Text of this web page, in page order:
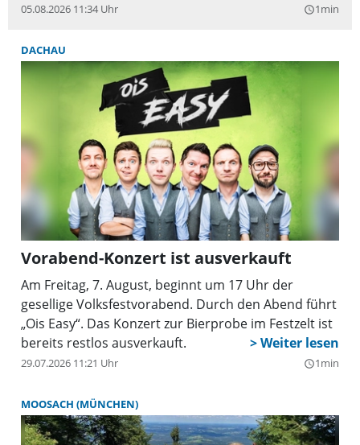
05.08.2026 11:34 Uhr query_builder1min
DACHAU
Vorabend-Konzert ist ausverkauft
Am Freitag, 7. August, beginnt um 17 Uhr der
gesellige Volksfestvorabend. Durch den Abend führt
„Ois Easy“. Das Konzert zur Bierprobe im Festzelt ist
bereits restlos ausverkauft.
29.07.2026 11:21 Uhr query_builder1min
MOOSACH (MÜNCHEN)